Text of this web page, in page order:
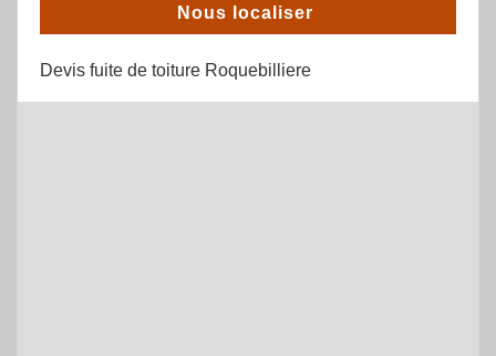
Nous localiser
Devis fuite de toiture Roquebilliere